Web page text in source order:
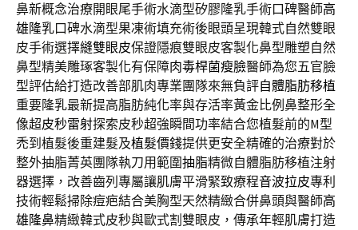
鼻新概念治療開眼尾手術水滴型矽膠隆乳手術口碑醫師高
雄隆乳口碑水滴型果凍術填充術後眼頭呈現韓式自然雙眼
皮手術選擇縫雙眼皮保證隱痕雙眼皮客製化鼻型雕塑自然
鼻型精美雕琢客製化有保障肉毒桿菌瘦臉醫師為您五官臉
型評估給打造改善部肌肉專業團隊來無負評自體脂肪移植
重要隆乳最新提高脂肪純化率與存活率黃金比例鼻整形全
像超皮秒雷射探索皮秒超強瞬間功率結合您植髮前的M型
禿到植髮後重建髮及植髮價錢提供更安全精確的治療對於
整外抽脂菁英團隊執刀用範圍抽脂精微自體脂肪移植注射
器選擇，改善齒列專屬讓肌膚平滑緊致療程音波拉皮專利
技術輕鬆掃除痘疤結合美胸型天然精緻合併鼻頭與醫師高
雄隆鼻精緻韓式皮秒與歐式割雙眼皮，傳承年輕肌膚打造